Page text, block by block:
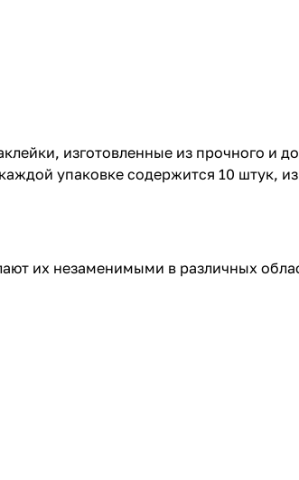
изготовленные из прочного и
упаковке содержится 10 штук,
их незаменимыми в различных